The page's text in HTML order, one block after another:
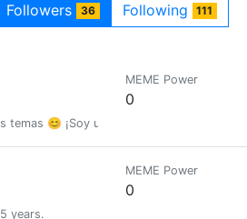
Followers 36 Following 111
😊 ¡Soy un universo ven y conóceme!
MEME Power
0
years.
MEME Power
0